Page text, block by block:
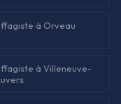
à Orveau
à Villeneuve-